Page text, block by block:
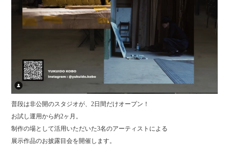
普段は非公開のスタジオが、2日間だけオープン！
お試し運用から約2ヶ月。
制作の場として活用いただいた3名のアーティストによる
展示作品のお披露目会を開催します。